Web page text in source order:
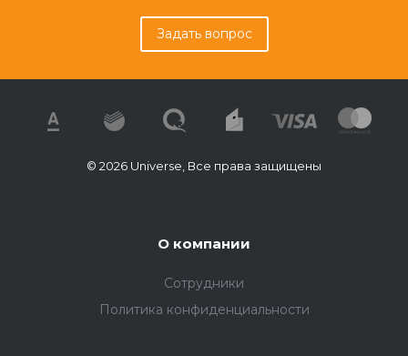
Задать вопрос
© 2026 Universe, Все права защищены
О компании
Сотрудники
Политика конфиденциальности